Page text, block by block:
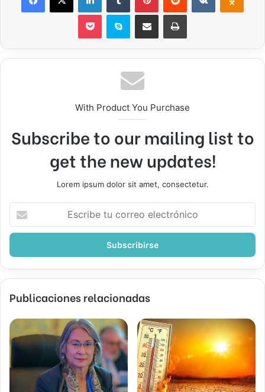
Pocket Skype Compartir por correo electrónicoImprimir
With Product You Purchase
Subscribe to our mailing list to
get the new updates!
Lorem ipsum dolor sit amet, consectetur.
correo
Publicaciones relacionadas